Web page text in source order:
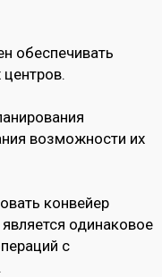
обеспечивать
возможности их
конвейер
одинаковое
с